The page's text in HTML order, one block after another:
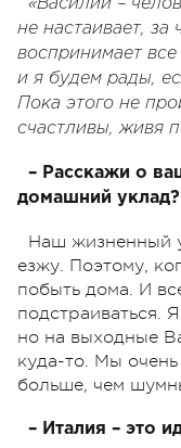
«Василий –
не настаивает, за
воспринимает
и я будем рады,
Пока этого не
счастливы, живя
– Расскажи о
домашний уклад?
Наш жизненный
езжу. Поэтому,
побыть дома. И
подстраиваться.
но на выходные
куда-то. Мы
больше, чем
– Италия – это